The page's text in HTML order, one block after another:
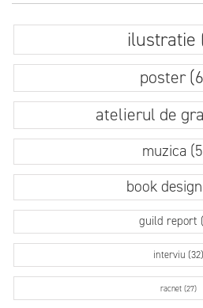
ilustratie
poster
atelierul de
muzica
book
guild report
interviu (32)
racnet (27)